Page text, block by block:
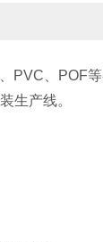
、POF等
生产线。